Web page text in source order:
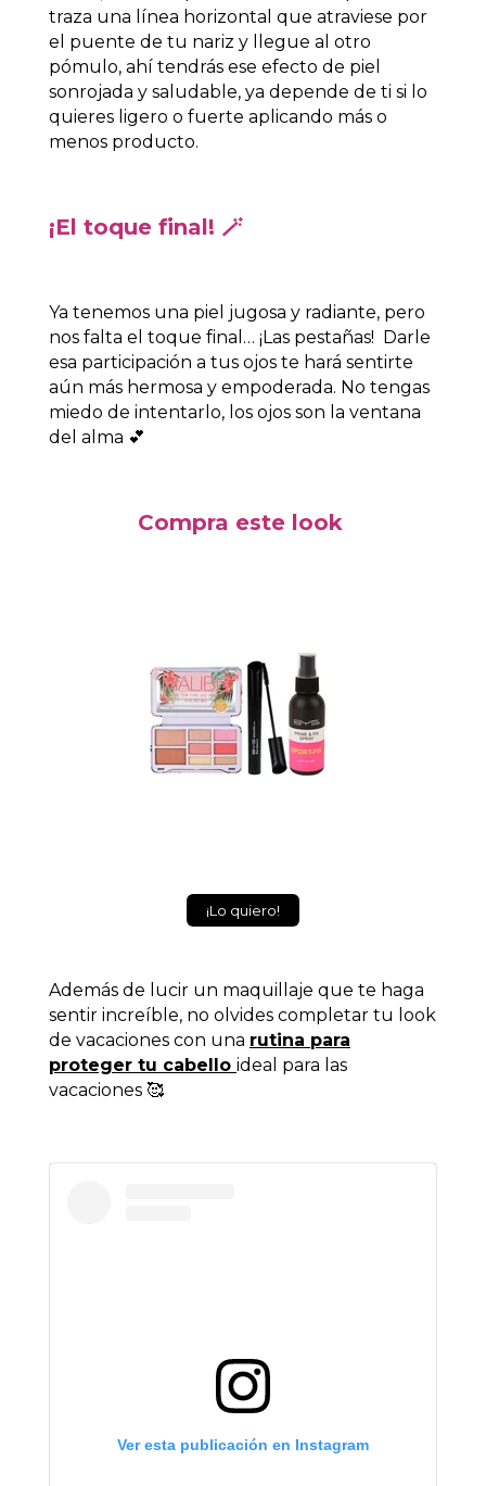
traza una línea horizontal que atraviese por
el puente de tu nariz y llegue al otro
pómulo, ahí tendrás ese efecto de piel
sonrojada y saludable, ya depende de ti si lo
quieres ligero o fuerte aplicando más o
menos producto.
¡El toque final! 🪄
Ya tenemos una piel jugosa y radiante, pero
nos falta el toque final… ¡Las pestañas!
Darle
esa participación a tus ojos te hará sentirte
aún más hermosa y empoderada. No tengas
miedo de intentarlo, los ojos son la ventana
del alma 💕
Compra este look
¡Lo quiero!
Además de lucir un maquillaje que te haga
sentir increíble, no olvides completar tu look
de vacaciones con una rutina para
proteger tu cabello ideal para las
vacaciones 🥰
Ver esta publicación en Instagram